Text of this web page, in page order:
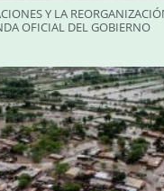
Y LA
OFICIAL DEL GOBIERNO